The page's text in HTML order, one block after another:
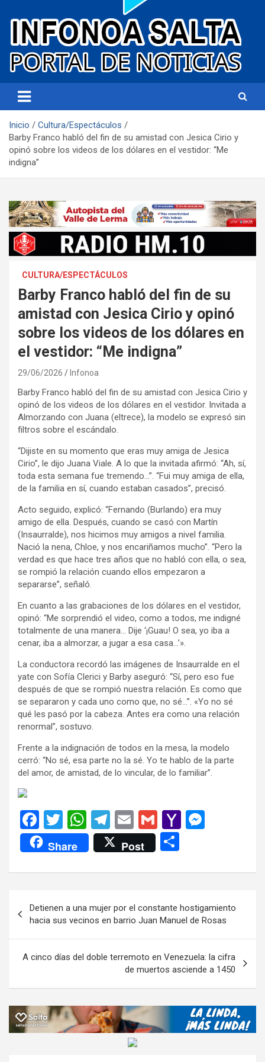
Infonoa Salta
Inicio
Cultura/Espectáculos
Barby Franco habló del fin de su amistad con Jesica Cirio y
opinó sobre los videos de los dólares en el vestidor: “Me
indigna”
CULTURA/ESPECTÁCULOS
Barby Franco habló del fin de su
amistad con Jesica Cirio y opinó
sobre los videos de los dólares en
el vestidor: “Me indigna”
29/06/2026 Infonoa
Barby Franco habló del fin de su amistad con Jesica Cirio y
opinó de los videos de los dólares en el vestidor. Invitada a
Almorzando con Juana (eltrece), la modelo se expresó sin
filtros sobre el escándalo.
“Dijiste en su momento que eras muy amiga de Jesica
Cirio”, le dijo Juana Viale. A lo que la invitada afirmó: “Ah, sí,
toda esta semana fue tremendo…”. “Fui muy amiga de ella,
de la familia en sí, cuando estaban casados”, precisó.
Acto seguido, explicó: “Fernando (Burlando) era muy
amigo de ella. Después, cuando se casó con Martín
(Insaurralde), nos hicimos muy amigos a nivel familia.
Nació la nena, Chloe, y nos encariñamos mucho”. “Pero la
verdad es que hace tres años que no habló con ella, o sea,
se rompió la relación cuando ellos empezaron a
separarse”, señaló.
En cuanto a las grabaciones de los dólares en el vestidor,
opinó: “Me sorprendió el video, como a todos, me indigné
totalmente de una manera… Dije ‘¡Guau! O sea, yo iba a
cenar, iba a almorzar, a jugar a esa casa…’».
La conductora recordó las imágenes de Insaurralde en el
yate con Sofía Clerici y Barby aseguró: “Sí, pero eso fue
después de que se rompió nuestra relación. Es como que
se separaron y cada uno como que, no sé…”. «Yo no sé
qué les pasó por la cabeza. Antes era como una relación
renormal”, sostuvo.
Frente a la indignación de todos en la mesa, la modelo
cerró: “No sé, esa parte no la sé. Yo te hablo de la parte
del amor, de amistad, de lo vincular, de lo familiar”.
F
a
ce
b
o
k
T
wi
tt
er
W
h
at
s
p
p
T
el
e
gr
m
E
m
ail
G
m
ail
Y
o
M
ail
n
er
Share Post
m
p
ar
tir
de
entradas
Detienen a una mujer por el constante hostigamiento
hacia sus vecinos en barrio Juan Manuel de Rosas
A cinco días del doble terremoto en Venezuela: la cifra
de muertos asciende a 1450